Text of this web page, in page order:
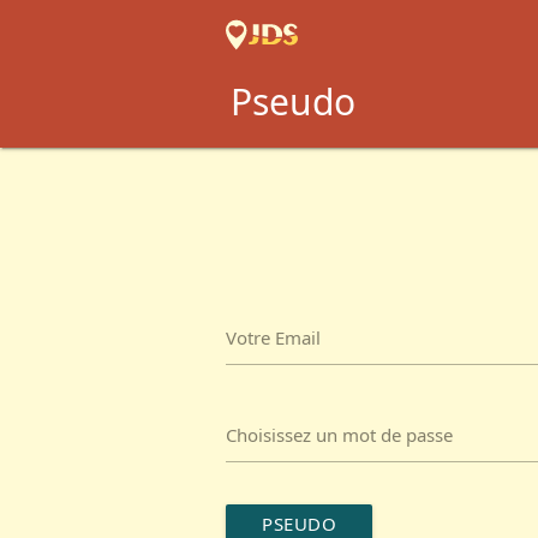
Pseudo
Votre Email
Choisissez un mot de passe
PSEUDO